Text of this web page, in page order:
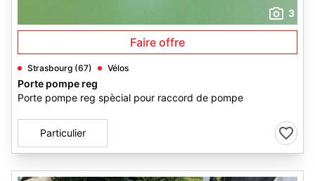
3
Faire offre
Strasbourg (67) Vélos
Porte pompe reg
Porte pompe reg spècial pour raccord de pompe
Particulier